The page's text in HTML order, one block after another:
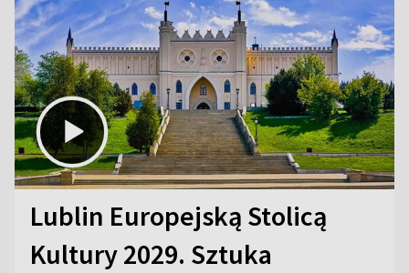
Lublin Europejską Stolicą
Kultury 2029. Sztuka